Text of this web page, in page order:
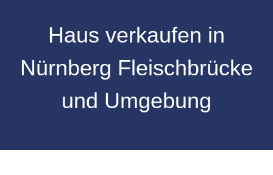
Haus verkaufen in
Nürnberg Fleischbrücke
und Umgebung